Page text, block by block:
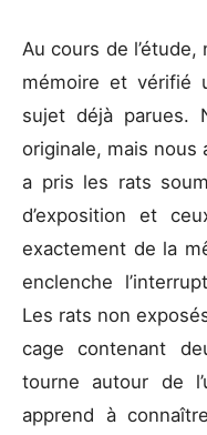
Au cours de
mémoire et vérifié
sujet déjà parues.
originale, mais nous
a pris les rats
d’exposition et
exactement de la
enclenche
Les rats non
cage contenant
tourne autour de
apprend à